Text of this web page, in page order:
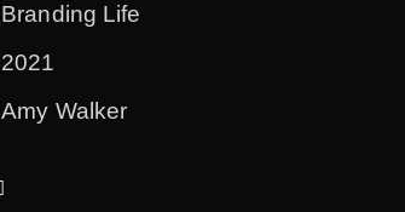
Branding Life
2021
Amy Walker